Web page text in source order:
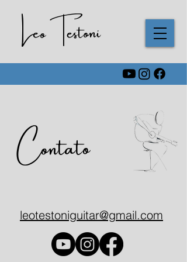
Leo Testoni
Contato
leotestoniguitar@gmail.com